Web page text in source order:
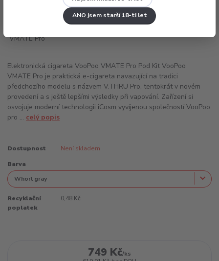
ANO jsem starší 18-ti let
Elektronická cigareta VooPoo VMATE Pro Pod Kit VooPoo
VMATE Pro je praktická e-cigareta navazující na tradici
předchozího modelu s názvem V.THRU Pro, tentokrát v novém
provedení a s ještě lepšími výsledky při vapování. Zařízení si
osvojuje moderní technologii iCosm vyvíjenou společností VooPoo
pro ... celý popis
Dostupnost Není skladem
Barva
Recyklační
poplatek
0,48 Kč
749 Kč/ks